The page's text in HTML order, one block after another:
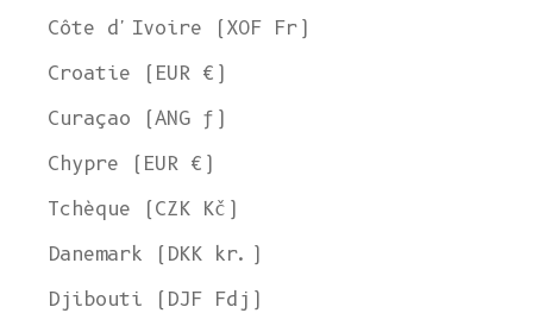
Côte d'Ivoire (XOF Fr)
Croatie (EUR €)
Curaçao (ANG ƒ)
Chypre (EUR €)
Tchèque (CZK Kč)
Danemark (DKK kr.)
Djibouti (DJF Fdj)